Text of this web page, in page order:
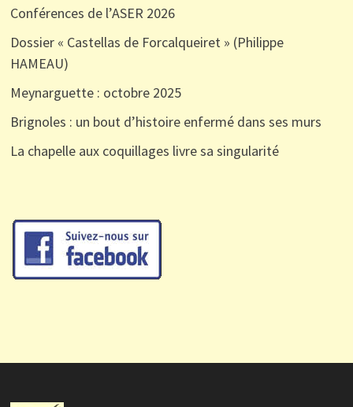
Conférences de l’ASER 2026
Dossier « Castellas de Forcalqueiret » (Philippe
HAMEAU)
Meynarguette : octobre 2025
Brignoles : un bout d’histoire enfermé dans ses murs
La chapelle aux coquillages livre sa singularité